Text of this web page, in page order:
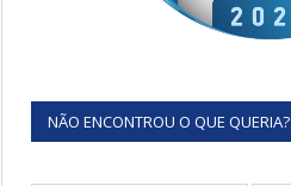
NÃO ENCONTROU O QUE QUERIA?